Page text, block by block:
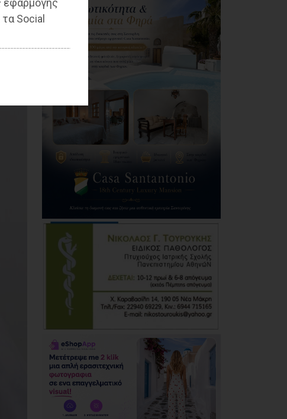
εφαρμογής
Social
Κέντρο Υγείας Νέας
Μάκρης: Το
φυσικοθεραπευτήριο
πρόκειται να
επαναλειτουργήσει
στο άμεσο μέλλον
Μάτι σε πολεοδομική
ομηρία: Οι περιουσίες
πάγωσαν – Οι
κάτοικοι
οργανώνονται
07/08/2026
Έλεγχος στην πρώην
Κοινωφελή
Επιχείρηση του Δήμου
Παλλήνης: Άνθρακας
ο θησαυρός; ή καλά
ξεμπερδέματα για τον
Ζούτσο;
Δήμος Μαραθώνα: Το
νέο πρόγραμμα «Ο,ΤΙ
ΕΓΙΝΕ - ΕΓΙΝΕ 2026»
06/08/2026
Ο Μώραλης αλλάζει
τους δρόμους του
(photos+video)
06/08/2026
Οι μηνύσεις που
φέρνουν σε δύσκολη
θέση αιρετό των
νοτίων προαστίων
06/08/2026